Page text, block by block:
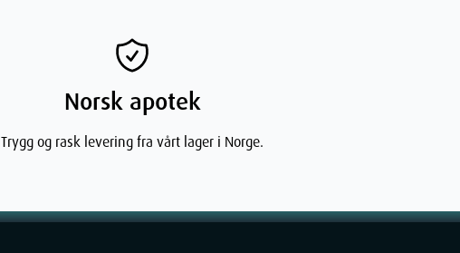
Norsk apotek
Trygg og rask levering fra vårt lager i Norge.